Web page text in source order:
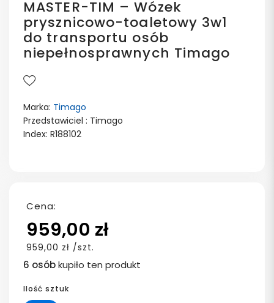
MASTER-TIM – Wózek
prysznicowo-toaletowy 3w1
do transportu osób
niepełnosprawnych Timago
Marka: Timago
Przedstawiciel : Timago
Index: R188102
Cena:
959,00 zł
959,00 zł /szt.
6 osóbkupiło ten produkt
Ilość sztuk